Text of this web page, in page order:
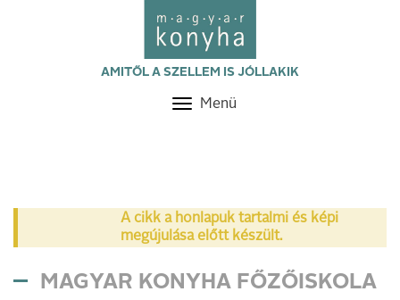
AMITŐL A SZELLEM IS JÓLLAKIK
Toggle
Menü
A cikk a honlapuk tartalmi és képi
megújulása előtt készült.
MAGYAR KONYHA FŐZŐISKOLA